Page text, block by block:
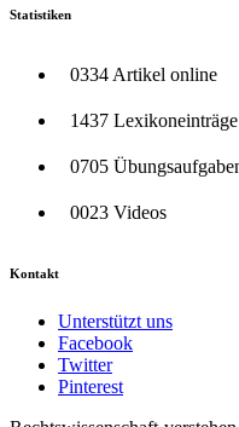
Statistiken
0334 Artikel online
1437 Lexikoneinträge
0705
0023 Videos
Kontakt
Unterstützt uns
Facebook
Twitter
Pinterest